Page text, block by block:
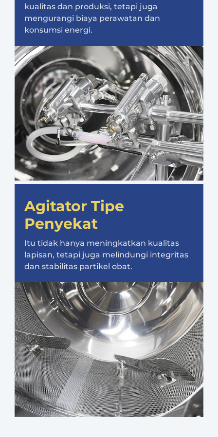
kualitas dan produksi, tetapi juga
mengurangi biaya perawatan dan
konsumsi energi.
Agitator Tipe
Penyekat
Itu tidak hanya meningkatkan kualitas
lapisan, tetapi juga melindungi integritas
dan stabilitas partikel obat.